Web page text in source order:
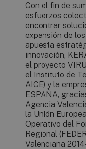
Con el fin de
esfuerzos
encontrar
expansión de
apuesta
innovación,
el proyecto
el Instituto de
AICE) y la
ESPAÑA,
Agencia
la Unión
Operativo del
Regional
Valenciana